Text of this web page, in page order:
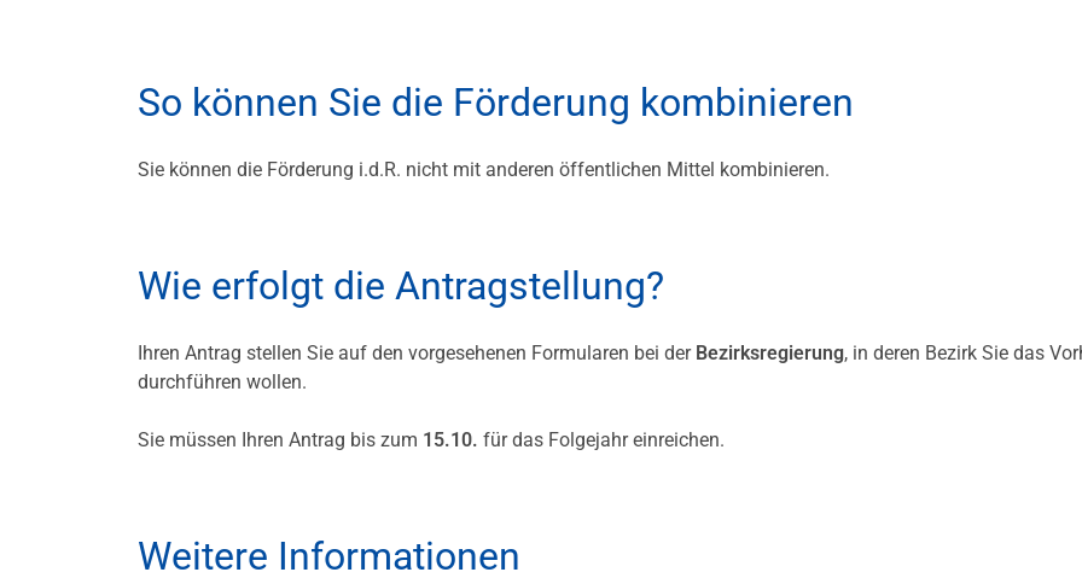
So können Sie die Förderung kombinieren
Sie können die Förderung i.d.R. nicht mit anderen öffentlichen Mittel kombinieren.
Wie erfolgt die Antragstellung?
Ihren Antrag stellen Sie auf den vorgesehenen Formularen bei der Bezirksregierung, in deren Bezirk Sie das
durchführen wollen.
Sie müssen Ihren Antrag bis zum 15.10. für das Folgejahr einreichen.
Weitere Informationen